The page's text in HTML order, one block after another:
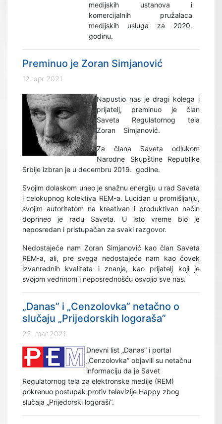
medijskih ustanova i
komercijalnih pružalaca
medijskih usluga za 2020.
godinu.
Preminuo je Zoran Simjanović
12. apr 2021.
Napustio nas je dragi kolega i
prijatelj, preminuo je član
Saveta Regulatornog tela
Zoran Simjanović.
Za člana Saveta odlukom
Narodne Skupštine Republike
Srbije izbran je u decembru 2019. godine.
Svojim dolaskom uneo je snažnu energiju u rad Saveta
i celokupnog kolektiva REM-a. Lucidan u promišljanju,
svojim autoritetom na kreativan i produktivan način
doprineo je radu Saveta. U isto vreme bio je
neposredan i pristupačan za svaki razgovor.
Nedostajeće nam Zoran Simjanović kao član Saveta
REM-a, ali, pre svega nedostajeće nam kao čovek
izvanrednih kvaliteta i znanja, kao prijatelj koji je
svojom vedrinom i neposrednošću osvojio sve nas.
„Danas” i „Cenzolovka” netačno o
slučaju „Prijedorskih logoraša”
22. mar 2021.
Dnevni list „Danas” i portal
„Cenzolovka” objavili su netačnu
informaciju da je Savet
Regulatornog tela za elektronske medije (REM)
pokrenuo postupak protiv televizije Happy zbog
slučaja „Prijedorski logoraši”.